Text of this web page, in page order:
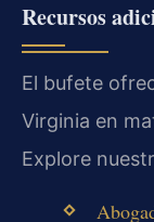
Recursos
El bufete
Virginia en
Explore